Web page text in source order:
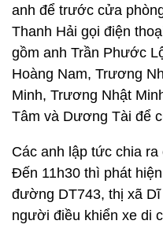
anh để trước cửa
Thanh Hải gọi điện
gồm anh Trần Phước
Hoàng Nam, Trương
Minh, Trương Nhật
Tâm và Dương Tài để
Các anh lập tức chia
Đến 11h30 thì phát
đường DT743, thị xã
người điều khiển xe di